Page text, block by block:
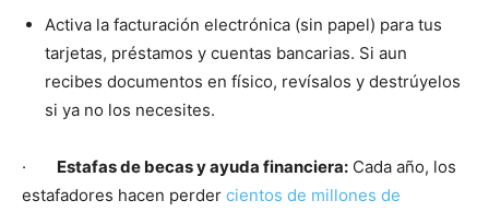
Activa la facturación electrónica (sin papel) para tus
tarjetas, préstamos y cuentas bancarias. Si aun
recibes documentos en físico, revísalos y destrúyelos
si ya no los necesites.
· Estafas de becas y ayuda financiera: Cada año, los
estafadores hacen perder cientos de millones de